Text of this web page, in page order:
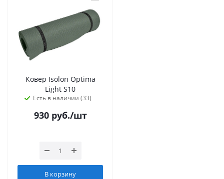
Ковёр Isolon Optima
Light S10
Есть в наличии (33)
930руб./шт
В корзину